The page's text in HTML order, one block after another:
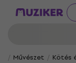
Művészet Kötés